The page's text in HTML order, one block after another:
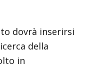
dovrà inserirsi
della
in